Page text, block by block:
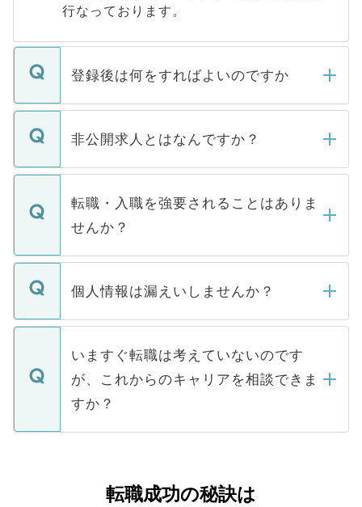
行なっております。
登録後は何をすればよいのですか
ご登録いただきましたら、弊社担当者がご
登録内容を確認し、その後メールもしくは
ます。通常、5営業日以内にはご連絡をせて
いただきますので、しばらくお待ちくださ
非公開求人とはなんですか？
マイナビDOCTORで取り扱っている求人の
うち約3割は、Webサイトからご覧いただ
けない「非公開求人」です。非公開求人は
下記の理由によって、一般には公開してい
ません。
■応募殺到を避けるため 人気のある医療機
関を公にしてしまうと、応募が殺到する場
に、医療機関が求める条件に合った人材の
みを人材紹介会社に依頼するケースが増え
ています。
転職・入職を強要されることはありま
せんか？
転職・入職を強要することは一切ありませ
ん。また、仮に応募先から内定をいただい
定を承諾する必要はありません。内定先へ
の辞退の連絡はキャリアパートナーが行い
個人情報は漏えいしませんか？
個人情報が漏えいすることはありませんの
で、ご安心ください。当サイトからの登録
などで収集したご登録者様の個人情報は、
ご本人のキャリアアップおよび転職活動の
支援を目的に使用いたします。お預かりし
ているすべての個人データはご本人の許可
は、個人情報の取り扱いについての厳密な
いますぐ転職は考えていないのです
が、これからのキャリアを相談できま
すか？
かがいして、現在の医療機関の状況や紹介
転職成功の秘訣は